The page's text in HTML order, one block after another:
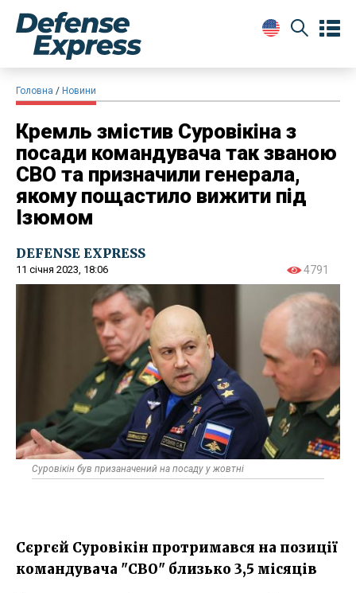
Головна Новини
Кремль змістив Суровікіна з
посади командувача так званою
СВО та призначили генерала,
якому пощастило вижити під
Ізюмом
DEFENSE EXPRESS
11 січня 2023, 18:06 4791
Суровікін був призаначений на посаду у жовтні
Сєргєй Суровікін протримався на позиції
командувача "СВО" близько 3,5 місяців